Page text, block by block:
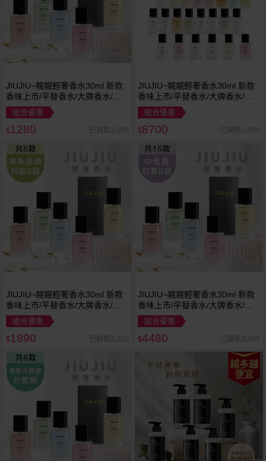
JIUJIU~親親輕奢香水30ml 新款
香味上市/平替香水/大牌香水/大
牌平替
組合優惠
$1280 已銷售2,006
JIUJIU~親親輕奢香水30ml 新款
香味上市/平替香水/大牌香水/大
牌平替
組合優惠
$8700 已銷售2,000
JIUJIU~親親輕奢香水30ml 新款
香味上市/平替香水/大牌香水/大
牌平替
組合優惠
$1890 已銷售2,002
JIUJIU~親親輕奢香水30ml 新款
香味上市/平替香水/大牌香水/大
牌平替
組合優惠
$4480 已銷售2,000
越多越
便宜